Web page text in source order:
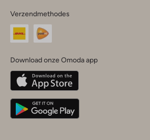
je
land
Nederland
Belgique(Français)
Deutschland
Verzendmethodes
Download onze Omoda app